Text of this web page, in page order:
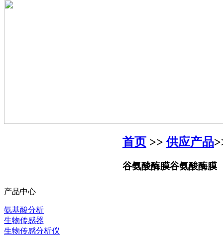
产品中心
氨基酸分析
生物传感器
生物传感分析仪
首页 >>供应产品
谷氨酸酶膜谷氨酸酶膜